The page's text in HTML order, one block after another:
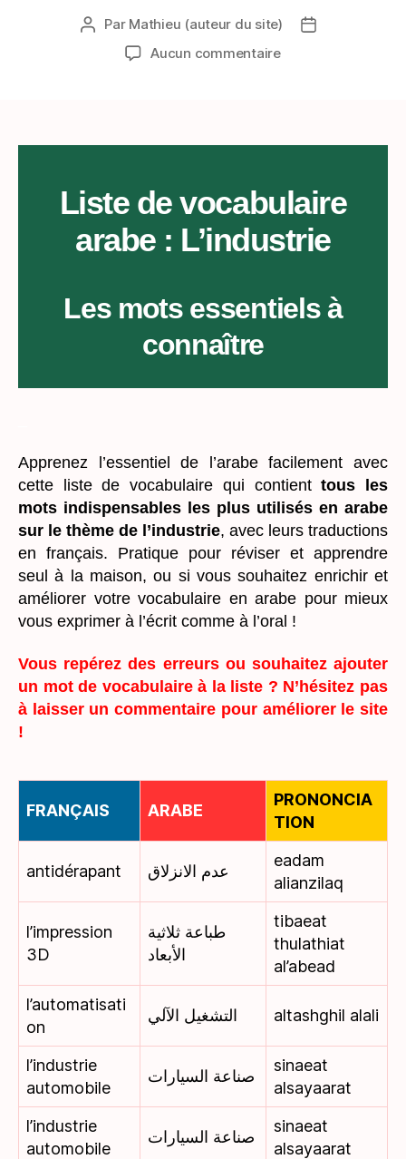
Auteur
l’article
Par Mathieu (auteur du site)
Date
Aucun commentairesur
Liste de vocabulaire
arabe : L’industrie
Les mots essentiels à
connaître
Apprenez l’essentiel de l’arabe facilement avec
cette liste de vocabulaire qui contienttous les
mots indispensables les plus utilisés en arabe
sur le thème de l’industrie, avec leurs traductions
en français. Pratique pour réviser et apprendre
seul à la maison, ou si vous souhaitez enrichir et
améliorer votre vocabulaire en arabe pour mieux
vous exprimer à l’écrit comme à l’oral !
Vous repérez des erreurs ou souhaitez ajouter
un mot de vocabulaire à la liste ? N’hésitez pas
à laisser un commentaire pour améliorer le site
!
FRANÇAIS ARABE
PRONONCIA
TION
antidérapant عدم الانزلاق
eadam
alianzilaq
l’impression
3D
طباعة ثلاثية
الأبعاد
tibaeat
thulathiat
al’abead
l’automatisati
on
التشغيل الآلي altashghil alali
l’industrie
automobile
صناعة السيارات
sinaeat
alsayaarat
l’industrie
automobile
صناعة السيارات
sinaeat
alsayaarat